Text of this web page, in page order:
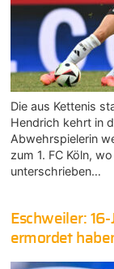
Die aus Kettenis
Hendrich kehrt in
Abwehrspielerin
zum 1. FC Köln,
unterschrieben…
Eschweiler:
ermordet